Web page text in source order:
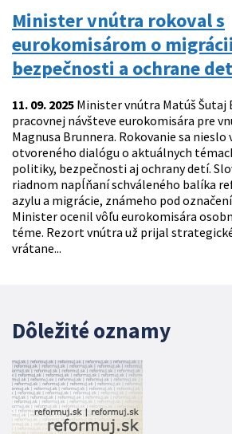
Minister vnútra rokoval s
eurokomisárom o
bezpečnosti a ochrane
11. 09. 2025 Minister vnútra Matúš Šutaj
pracovnej návšteve eurokomisára pre
Magnusa Brunnera. Rokovanie sa nieslo
otvoreného dialógu o aktuálnych
politiky, bezpečnosti aj ochrany detí.
riadnom napĺňaní schváleného balíka
azylu a migrácie, známeho pod
Minister ocenil vôľu eurokomisára
téme. Rezort vnútra už prijal
vrátane...
Dôležité oznamy